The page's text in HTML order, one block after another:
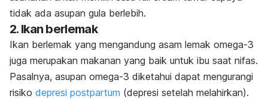
tidak ada asupan gula berlebih.
2. Ikan berlemak
Ikan berlemak yang mengandung asam lemak omega-3
juga merupakan makanan yang baik untuk ibu saat nifas.
Pasalnya, asupan omega-3 diketahui dapat mengurangi
risiko depresi postpartum (depresi setelah melahirkan).